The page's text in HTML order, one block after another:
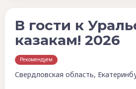
В гости к
казакам! 2026
Рекомендуем
Свердловская область,